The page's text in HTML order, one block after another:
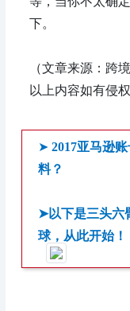
下。
（文章来源：跨
以上内容如有侵
➤ 2017亚马逊
料？
➤以下是三头六
球，从此开始！